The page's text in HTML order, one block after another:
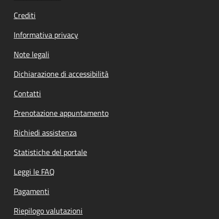
Crediti
Informativa privacy
Note legali
Dichiarazione di accessibilità
Contatti
Prenotazione appuntamento
Richiedi assistenza
Statistiche del portale
Leggi le FAQ
Pagamenti
Riepilogo valutazioni